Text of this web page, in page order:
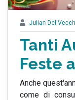
Julian Del
Tanti
Feste
Anche
come di